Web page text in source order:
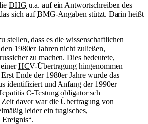
DHG u.a. auf ein Antwortschreiben des
sich aufBMG-Angaben stützt. Darin heißt
stellen, dass es die wissenschaftlichen
1980er Jahren nicht zuließen,
zu machen. Dies bedeutete,
HCV-Übertragung hingenommen
Ende der 1980er Jahre wurde das
identifiziert und Anfang der 1990er
C-Testung obligatorisch
Zeit davor war die Übertragung von
leider ein tragisches,
Ereignis“.